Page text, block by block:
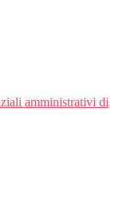
amministrativi di